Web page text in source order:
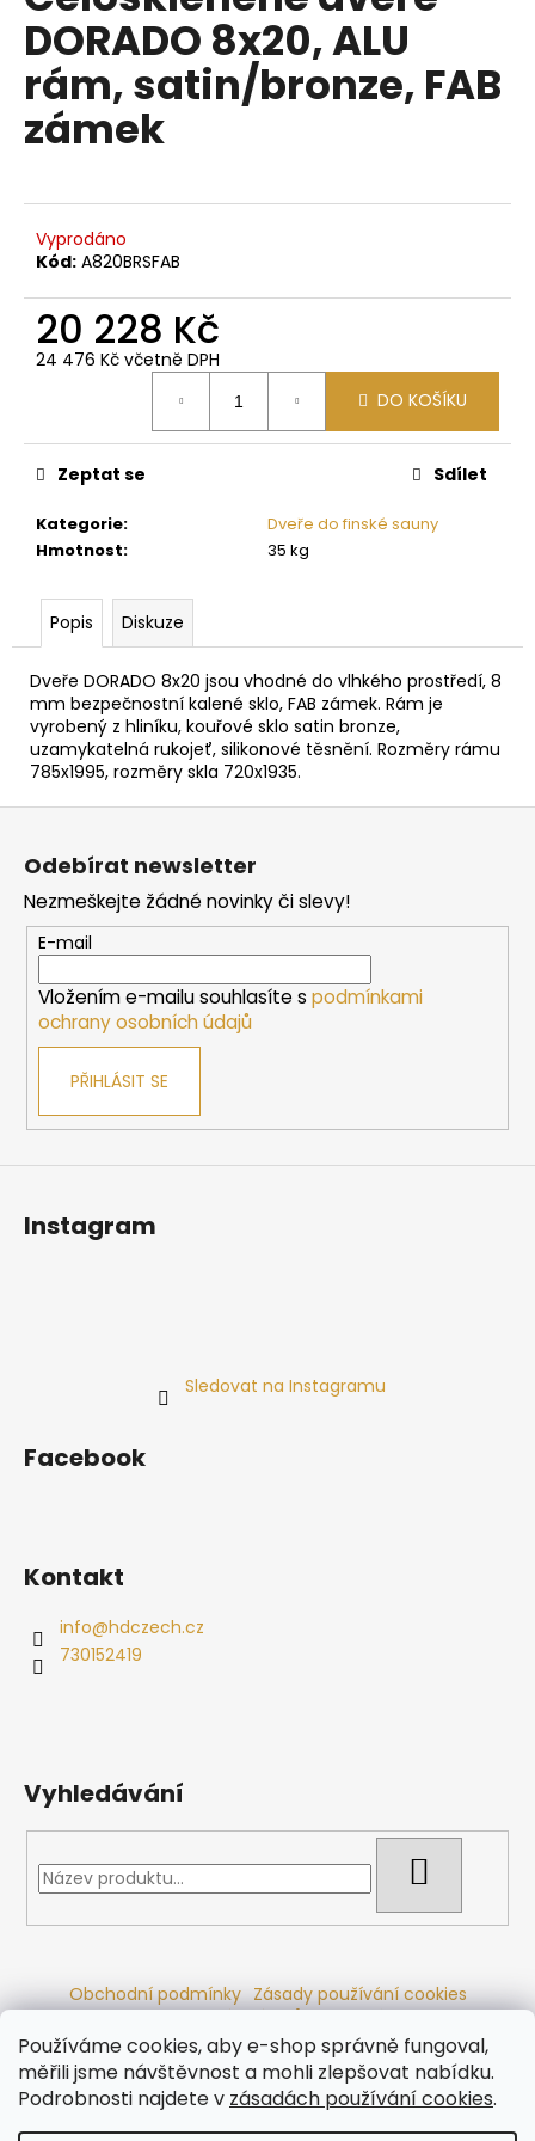
Používáme cookies, aby e-shop správně fungoval,
měřili jsme návštěvnost a mohli zlepšovat nabídku.
Podrobnosti najdete v zásadách používání cookies.
0,0
5
hvězdiček.
DORADO 8x20, ALU
rám, satin/bronze, FAB
zámek
Vyprodáno
Kód: A820BRSFAB
20 228 Kč
24 476 Kč včetně DPH
DO KOŠÍKU
Kategorie:
Dveře do finské sauny
Hmotnost: 35 kg
Zeptat se Sdílet
Popis Diskuze
Dveře DORADO 8x20 jsou vhodné do vlhkého prostředí, 8
mm bezpečnostní kalené sklo, FAB zámek. Rám je
vyrobený z hliníku, kouřové sklo satin bronze,
uzamykatelná rukojeť, silikonové těsnění. Rozměry rámu
785x1995, rozměry skla 720x1935.
a
j
í
t
?
o
u
č
u
m
e
SAUNOVÁ
KAMNA
NA
DŘEVO
SL
16
212
Kč
Z
Odebírat newsletter
Nezmeškejte žádné novinky či slevy!
E-mail
Vložením e-mailu souhlasíte s podmínkami
ochrany osobních údajů
PŘIHLÁSIT SE
Instagram
Sledovat na Instagramu
Facebook
Kontakt
info@hdczech.cz
730152419
Vyhledávání
Obchodní podmínky Zásady používání cookies
Ochrana osobních údajů Dřevěné sauny
Odstoupení od smlouvy Reklamační řád Kontakty
Koupací sudy
Radiátory